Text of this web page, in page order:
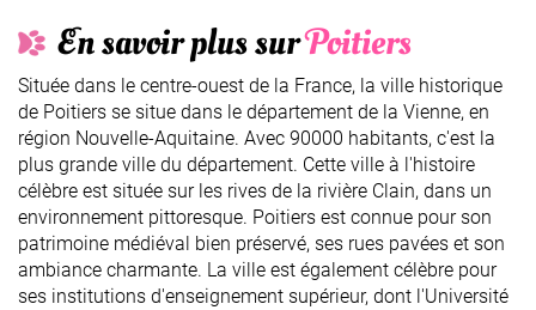
En savoir plus surPoitiers
Située dans le centre-ouest de la France, la ville historique
de Poitiers se situe dans le département de la Vienne, en
région Nouvelle-Aquitaine. Avec 90000 habitants, c'est la
plus grande ville du département. Cette ville à l'histoire
célèbre est située sur les rives de la rivière Clain, dans un
environnement pittoresque. Poitiers est connue pour son
patrimoine médiéval bien préservé, ses rues pavées et son
ambiance charmante. La ville est également célèbre pour
ses institutions d'enseignement supérieur, dont l'Université